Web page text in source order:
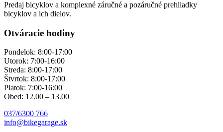
Predaj bicyklov a komplexné záručné a pozáručné prehliadky
bicyklov a ich dielov.
Otváracie hodiny
Pondelok: 8:00-17:00
Utorok: 7:00-16:00
Streda: 8:00-17:00
Štvrtok: 8:00-17:00
Piatok: 7:00-16:00
Obed: 12.00 – 13.00
037/6300 766
info@bikegarage.sk